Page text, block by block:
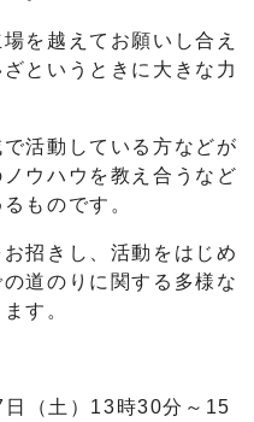
を越えてお願いし合え
というときに大きな力
活動している方などが
ウハウを教え合うなど
ものです。
招きし、活動をはじめ
道のりに関する多様な
す。
（土）13時30分～15